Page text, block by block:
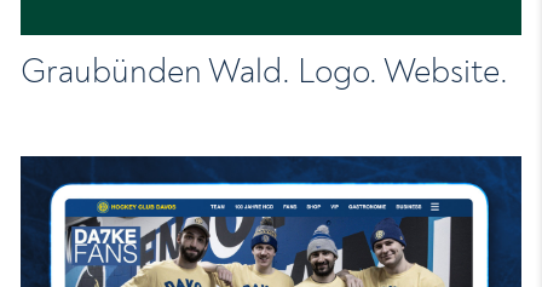
Graubünden Wald. Logo. Website.